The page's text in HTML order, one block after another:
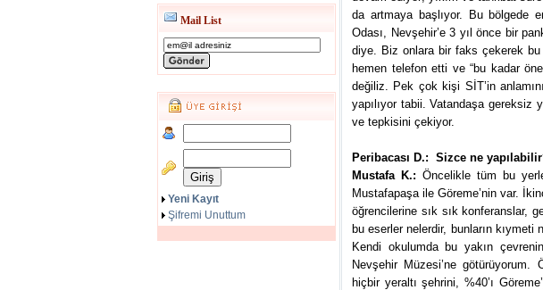
Mail List
Yeni Kayıt
Şifremi Unuttum
da artmaya başlıyor. Bu bölgede
Odası, Nevşehir’e 3 yıl önce bir
diye. Biz onlara bir faks çekerek bu
hemen telefon etti ve “bu kadar
değiliz. Pek çok kişi SİT’in
yapılıyor tabii. Vatandaşa gereksiz
ve tepkisini çekiyor.
Peribacası D.: Sizce ne
Mustafa K.: Öncelikle tüm bu
Mustafapaşa ile Göreme’nin var.
öğrencilerine sık sık konferanslar,
bu eserler nelerdir, bunların kıymeti
Kendi okulumda bu yakın
Nevşehir Müzesi’ne götürüyorum.
hiçbir yeraltı şehrini, %40’ı